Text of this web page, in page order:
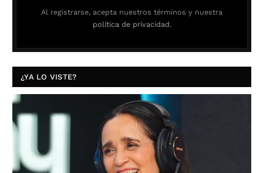
Al registrarse, acepta nuestros términos y nuestra
política de privacidad.
¿YA LO VISTE?